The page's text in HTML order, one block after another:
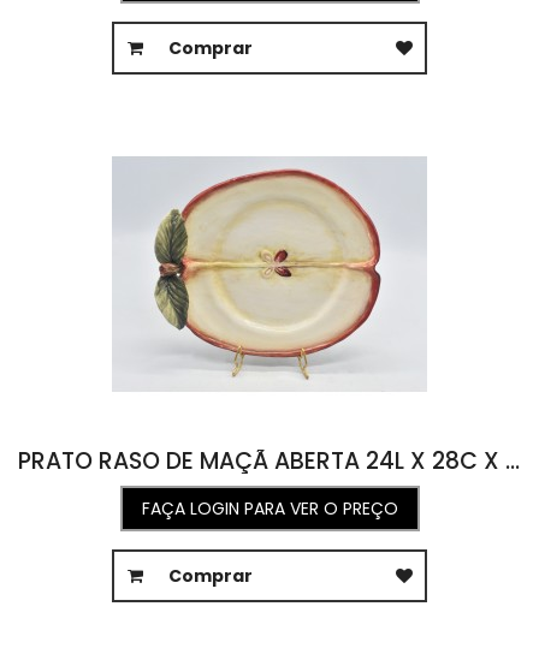
Comprar
PRATO RASO DE MAÇÃ ABERTA 24L X 28C X 1,5A
FAÇA LOGIN PARA VER O PREÇO
Comprar